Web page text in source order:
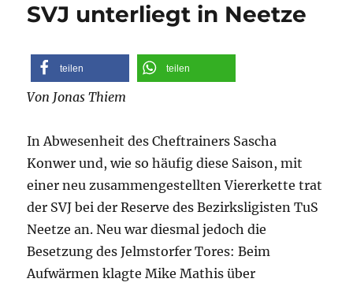
SVJ unterliegt in Neetze
teilen teilen
Von Jonas Thiem
In Abwesenheit des Cheftrainers Sascha
Konwer und, wie so häufig diese Saison, mit
einer neu zusammengestellten Viererkette trat
der SVJ bei der Reserve des Bezirksligisten TuS
Neetze an. Neu war diesmal jedoch die
Besetzung des Jelmstorfer Tores: Beim
Aufwärmen klagte Mike Mathis über